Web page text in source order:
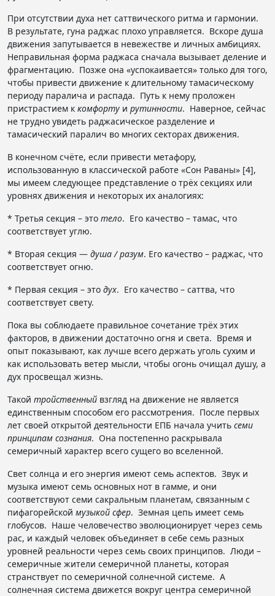
При отсутствии духа нет саттвического ритма и гармонии.
В результате, гуна раджас плохо управляется. Вскоре душа
движения запутывается в невежестве и личных амбициях.
Неправильная форма раджаса сначала вызывает деление и
фрагментацию. Позже она «успокаивается» только для того,
чтобы привести движение к длительному тамасическому
периоду паралича и распада. Путь к нему проложен
пристрастием к комфорту и рутинности. Наверное, сейчас
не трудно увидеть раджасическое разделение и
тамасический паралич во многих секторах движения.
В конечном счёте, если привести метафору,
использованную в классической работе «Сон Раваны» [4],
мы имеем следующее представление о трёх секциях или
уровнях движения и некоторых их аналогиях:
* Третья секция – это тело. Его качество – тамас, что
соответствует углю.
* Вторая секция — душа / разум. Его качество – раджас, что
соответствует огню.
* Первая секция – это дух. Его качество – саттва, что
соответствует свету.
Пока вы соблюдаете правильное сочетание трёх этих
факторов, в движении достаточно огня и света. Время и
опыт показывают, как лучше всего держать уголь сухим и
как использовать ветер мысли, чтобы огонь очищал душу, а
дух просвещал жизнь.
Такой тройственный взгляд на движение не является
единственным способом его рассмотрения. После первых
лет своей открытой деятельности ЕПБ начала учить семи
принципам сознания. Она постепенно раскрывала
семеричный характер всего сущего во вселенной.
Свет солнца и его энергия имеют семь аспектов. Звук и
музыка имеют семь основных нот в гамме, и они
соответствуют семи сакральным планетам, связанным с
пифагорейской музыкой сфер. Земная цепь имеет семь
глобусов. Наше человечество эволюционирует через семь
рас, и каждый человек объединяет в себе семь разных
уровней реальности через семь своих принципов. Люди –
семеричные жители семеричной планеты, которая
странствует по семеричной солнечной системе. А
солнечная система движется вокруг центра семеричной